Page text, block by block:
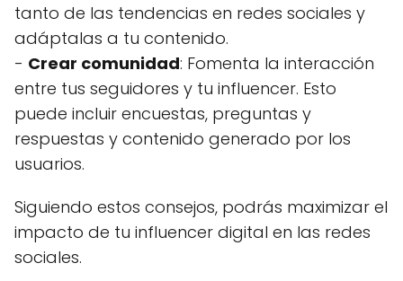
tanto de las tendencias en redes sociales y
adáptalas a tu contenido.
- Crear comunidad: Fomenta la interacción
entre tus seguidores y tu influencer. Esto
puede incluir encuestas, preguntas y
respuestas y contenido generado por los
usuarios.
Siguiendo estos consejos, podrás maximizar el
impacto de tu influencer digital en las redes
sociales.